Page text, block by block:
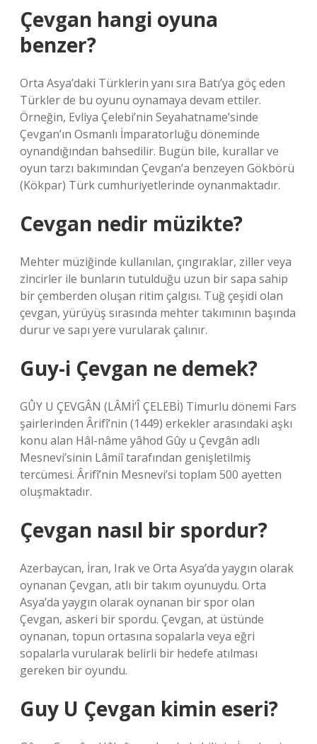
Çevgan hangi oyuna
benzer?
Orta Asya’daki Türklerin yanı sıra Batı’ya göç eden
Türkler de bu oyunu oynamaya devam ettiler.
Örneğin, Evliya Çelebi’nin Seyahatname’sinde
Çevgan’ın Osmanlı İmparatorluğu döneminde
oynandığından bahsedilir. Bugün bile, kurallar ve
oyun tarzı bakımından Çevgan’a benzeyen Gökbörü
(Kökpar) Türk cumhuriyetlerinde oynanmaktadır.
Cevgan nedir müzikte?
Mehter müziğinde kullanılan, çıngıraklar, ziller veya
zincirler ile bunların tutulduğu uzun bir sapa sahip
bir çemberden oluşan ritim çalgısı. Tuğ çeşidi olan
çevgan, yürüyüş sırasında mehter takımının başında
durur ve sapı yere vurularak çalınır.
Guy-i Çevgan ne demek?
GÛY U ÇEVGÂN (LÂMİ’Î ÇELEBİ) Timurlu dönemi Fars
şairlerinden Ârifî’nin (1449) erkekler arasındaki aşkı
konu alan Hâl-nâme yâhod Gûy u Çevgân adlı
Mesnevi’sinin Lâmiî tarafından genişletilmiş
tercümesi. Ârifî’nin Mesnevi’si toplam 500 ayetten
oluşmaktadır.
Çevgan nasıl bir spordur?
Azerbaycan, İran, Irak ve Orta Asya’da yaygın olarak
oynanan Çevgan, atlı bir takım oyunuydu. Orta
Asya’da yaygın olarak oynanan bir spor olan
Çevgan, askeri bir spordu. Çevgan, at üstünde
oynanan, topun ortasına sopalarla veya eğri
sopalarla vurularak belirli bir hedefe atılması
gereken bir oyundu.
Guy U Çevgan kimin eseri?